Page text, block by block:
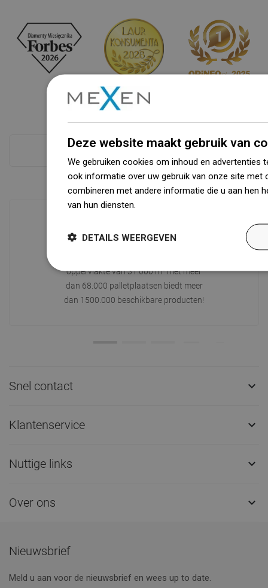
Beschikbaarheid van goederen
oppervlakte van 31.000 m² met meer
dan 68.000 palletplaatsen biedt meer
dan 1500.000 beschikbare producten!
Snel contact 
Klantenservice 
Nuttige links 
Over ons 
Nieuwsbrief
Meld u aan voor de nieuwsbrief en wees up to date.
Deze website maakt gebruik van
We gebruiken cookies om inhoud en advertenties
ook informatie over uw gebruik van onze site met
combineren met andere informatie die u aan hen
van hun diensten.
DETAILS WEERGEVEN